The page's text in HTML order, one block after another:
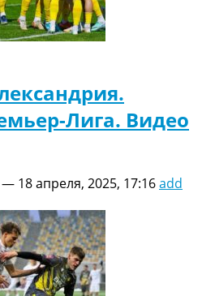
Лига. Видео
— 18 апреля, 2025, 17:16add